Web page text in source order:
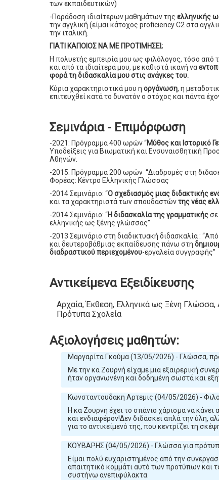
των εκπαιδευτικών)
-Παράδοση ιδιαίτερων μαθημάτων τηςελληνικής
την αγγλική (είμαι κάτοχος proficiency C2 στα
την ιταλική.
ΓΙΑΤΙ ΚΑΠΟΙΟΣ ΝΑ ΜΕ ΠΡΟΤΙΜΗΣΕΙ;
Η πολυετής εμπειρία μου ως φιλόλογος, τόσο από
και από τα ιδιαίτερά μου, με καθιστά ικανή να
φορά τη διδασκαλία μου στις ανάγκες του.
Κύρια χαρακτηριστικά μου ηοργάνωση, η
επιτευχθεί κατά το δυνατόν ο στόχος και πάντα
Σεμινάρια - Επιμόρφωση
-2021: Πρόγραμμα 400 ωρών “Μύθος και Ιστορικό
Υποδείξεις για Βιωματική και Ενσυναισθητική
Αθηνών.
-2015: Πρόγραμμα 200 ωρών “Διαδρομές στη
Φορέας: Κέντρο Ελληνικής Γλώσσας
-2014 Σεμινάριο: “Ο σχεδιασμός μιας διδακτικής
και τα χαρακτηριστά των σπουδαστώντης νέας
-2014 Σεμινάριο: “Η διδασκαλία της γραμματικήςσε
ελληνικής ως ξένης γλώσσας”
-2013 Σεμινάριο στη διαδικτυακή διδασκαλία :
και δευτεροβάθμιας εκπαίδευσης πάνω στη
διαδραστικού περιεχομένου-εργαλεία συγγραφής”
Αντικείμενα Εξειδίκευσης
Αρχαία, Έκθεση, Ελληνικά ως Ξένη Γλώσσα,
Πρότυπα Σχολεία
Αξιολογήσεις μαθητών:
Μαργαρίτα Γκούμα (13/05/2026) - Γλώσσα,
Με την κα Ζουρνή είχαμε μια εξαιρερική
ήταν οργανωνένη και δοδημένη σωστά και
Κωνσταντουδακη Αρτεμις (04/05/2026) -
Η κα Ζουρνη έχει το σπάνιο χάρισμα να
και ενδιαφέρον!Δεν διδάσκει απλά την ύλη,
για το αντικείμενό της, που κεντρίζει τη
ΚΟΥΒΑΡΗΣ (04/05/2026) - Γλώσσα για
Είμαι πολύ ευχαριστημένος από την
απαιτητικό κομμάτι αυτό των προτύπων και
συστήνω ανεπιφύλακτα.